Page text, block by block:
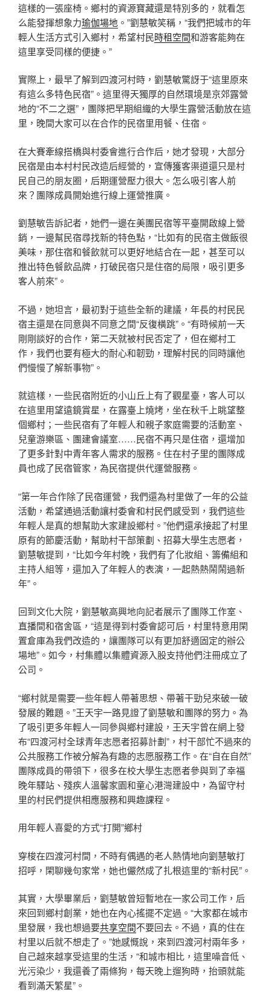
這樣的一張座椅。鄉村的資源寶藏還是特別多的，就看怎
么能發揮想象力瑜伽場地 。”劉慧敏笑稱，“我們把城市的年
輕人生活方式引入鄉村，希望村民時租空間和游客能夠在
這里享受同樣的便捷。”
實際上，最早了解到四渡河村時，劉慧敏驚訝于“這里原來
有這么多特色民宿”。這里得天獨厚的自然環境是京郊露營
地的“不二之選”，團隊把早期組織的大學生露營活動放在這
里，晚間大家可以在合作的民宿里用餐、住宿。
在大賽牽線搭橋與村委會進行合作后，她才發現，大部分
民宿是由本村村民改造后經營的，宣傳獲客渠道還只是村
民自己的朋友圈，后期運營壓力很大。怎么吸引客人前
來？團隊成員開始進行線上運營推廣。
劉慧敏告訴記者，她們一邊在美團民宿等平臺開啟線上營
銷，一邊幫民宿尋找新的特色點，“比如有的民宿主做飯很
美味，那住宿和餐飲就可以更好地結合在一起，甚至可以
推出特色餐飲品牌，打破民宿只是住宿的局限，吸引更多
客人前來”。
不過，她坦言，最初對于這些全新的建議，年長的村民民
宿主還是在同意與不同意之間“反復橫跳”。“有時候前一天
剛剛談好的合作，第二天就被村民否定了，但在鄉村工
作，我們也要有極大的耐心和韌勁，理解村民的同時讓他
們慢慢了解新事物”。
就這樣，一些民宿附近的小山丘上有了觀星臺，客人可以
在這里用望遠鏡賞星，在露臺上燒烤，坐在秋千上眺望整
個鄉村；一些民宿有了年輕人和親子家庭需要的活動室、
兒童游樂區、團建會議室……民宿不再只是住宿，還增加
了更多針對中青年客人需求的服務。住在村子里的團隊成
員也成了民宿管家，為民宿提供代運營服務。
“第一年合作除了民宿運營，我們還為村里做了一年的公益
活動，希望通過活動讓村委會和村民們感受到，我們這些
年輕人是真的想幫助大家建設鄉村。”他們還承接起了村里
原有的節慶活動，幫助村干部策劃、招募大學生志愿者，
劉慧敏提到，“比如今年村晚，我們有了化妝組、籌備組和
主持人組等，還加入了年輕人的表演，一起熱熱鬧鬧過新
年”。
回到文化大院，劉慧敏高興地向記者展示了團隊工作室、
直播間和宿舍區，“這是得到村委會認可后，村里特意用閑
置倉庫為我們改造的，讓團隊可以有更加舒適固定的辦公
場地”。如今，村集體以集體資源入股支持他們注冊成立了
公司。
“鄉村就是需要一些年輕人帶著思想、帶著干勁兒來破一破
發展的難題。”王天宇一路見證了劉慧敏和團隊的努力。為
了吸引更多年輕人一同參與鄉村建設，王天宇曾在網上發
布“四渡河村全球青年志愿者招募計劃”，村干部忙不過來的
公共服務工作被分解為有趣的志愿服務工作。在“自在自然”
團隊成員的帶領下，很多在校大學生志愿者參與到了幸福
晚年驛站、殘疾人溫馨家園和童心港灣建設中，為留守村
里的村民們提供相應服務和興趣課程。
用年輕人喜愛的方式“打開”鄉村
穿梭在四渡河村間，不時有偶遇的老人熱情地向劉慧敏打
招呼，閑聊幾句家常，她也儼然成了扎根這里的“新村民”。
其實，大學畢業后，劉慧敏曾短暫地在一家公司工作，后
來回到鄉村創業，她也在內心搖擺不定過。“大家都在城市
里發展，我也想過要共享空間不要回去。不過，真的住在
村里以后就不想走了。”她感慨說，來到四渡河村兩年多，
自己越來越享受這里的生活，“和城市相比，這里噪音低、
光污染少，我還養了兩條狗，每天晚上遛狗時，抬頭就能
看到滿天繁星”。